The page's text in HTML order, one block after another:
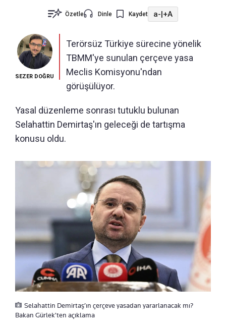
Özetle Dinle Kaydet a-|+A
SEZER DOĞRU
Terörsüz Türkiye sürecine yönelik
TBMM'ye sunulan çerçeve yasa
Meclis Komisyonu'ndan
görüşülüyor.
Yasal düzenleme sonrası tutuklu bulunan
Selahattin Demirtaş'ın geleceği de tartışma
konusu oldu.
Selahattin Demirtaş’ın çerçeve yasadan yararlanacak mı?
Bakan Gürlek'ten açıklama